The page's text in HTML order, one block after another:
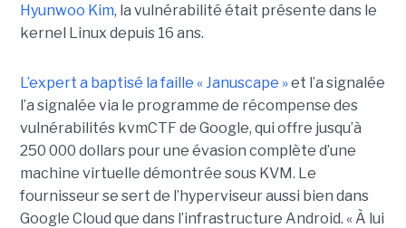
Hyunwoo Kim, la vulnérabilité était présente dans le
kernel Linux depuis 16 ans.
L’expert a baptisé la faille « Januscape »et l’a signalée
l’a signalée via le programme de récompense des
vulnérabilités kvmCTF de Google, qui offre jusqu’à
250 000 dollars pour une évasion complète d’une
machine virtuelle démontrée sous KVM. Le
fournisseur se sert de l’hyperviseur aussi bien dans
Google Cloud que dans l’infrastructure Android. « À lui